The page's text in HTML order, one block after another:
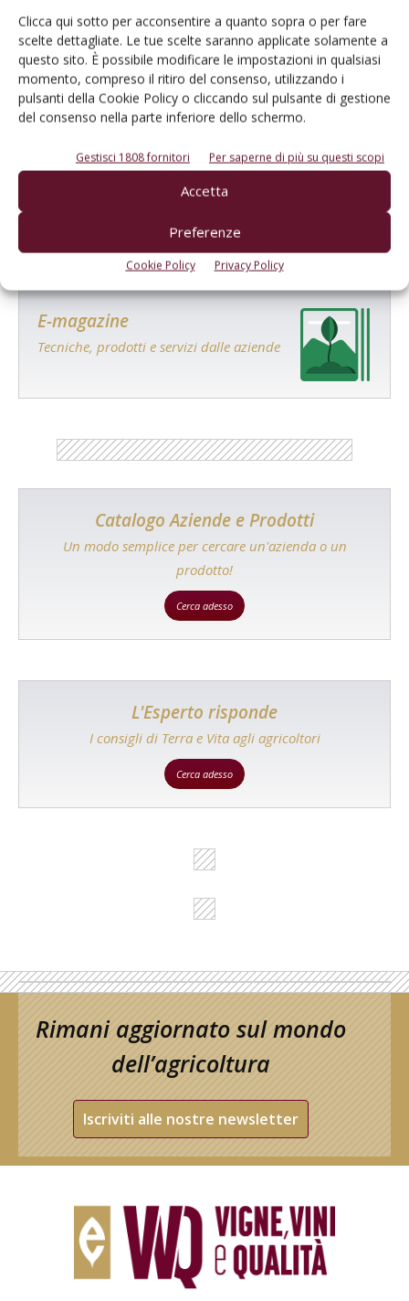
Clicca qui sotto per acconsentire a quanto sopra o per fare
scelte dettagliate. Le tue scelte saranno applicate solamente a
questo sito. È possibile modificare le impostazioni in qualsiasi
momento, compreso il ritiro del consenso, utilizzando i
pulsanti della Cookie Policy o cliccando sul pulsante di gestione
del consenso nella parte inferiore dello schermo.
Gestisci 1808 fornitori Per saperne di più su questi scopi
Accetta
Preferenze
Cookie Policy Privacy Policy
MAGO – L’alleato vincente per
un trattamento efficiente
Il nuovo coadiuvante tensioattivo-adesivante, antischiuma e
antideriva, per trattamenti fungicidi e insetticidi su vite
Redazione VVQ
59 60
E-magazine
Tecniche, prodotti e servizi dalle aziende
Catalogo Aziende e Prodotti
Un modo semplice per cercare un'azienda o un
prodotto!
Cerca adesso
L'Esperto risponde
I consigli di Terra e Vita agli agricoltori
Cerca adesso
Rimani aggiornato sul mondo
dell’agricoltura
Iscriviti alle nostre newsletter